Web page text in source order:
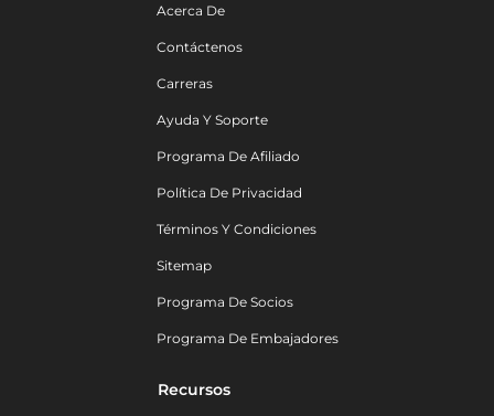
Acerca De
Contáctenos
Carreras
Ayuda Y Soporte
Programa De Afiliado
Política De Privacidad
Términos Y Condiciones
Sitemap
Programa De Socios
Programa De Embajadores
Recursos